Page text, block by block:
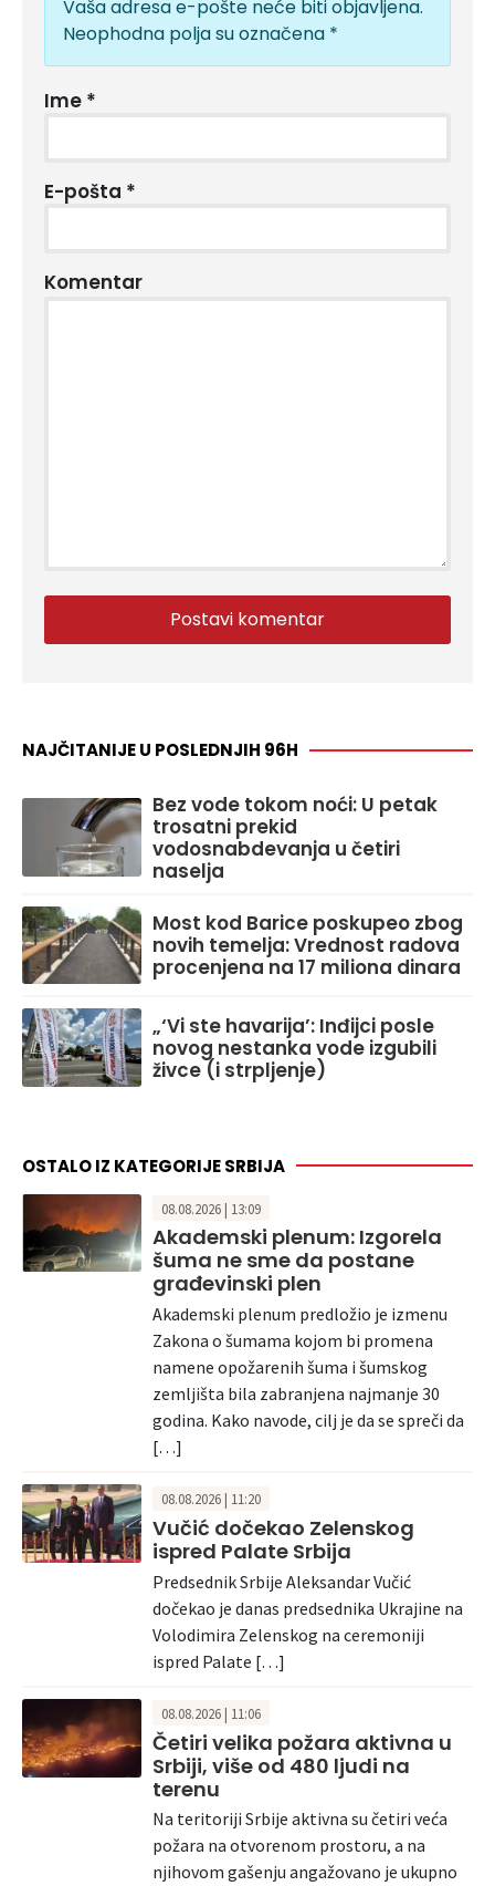
Vaša adresa e-pošte neće biti objavljena.
Neophodna polja su označena *
Ime *
E-pošta *
Komentar
NAJČITANIJE U POSLEDNJIH 96H
Bez vode tokom noći: U petak
trosatni prekid
vodosnabdevanja u četiri
naselja
Most kod Barice poskupeo zbog
novih temelja: Vrednost radova
procenjena na 17 miliona dinara
„‘Vi ste havarija’: Inđijci posle
novog nestanka vode izgubili
živce (i strpljenje)
OSTALO IZ KATEGORIJE SRBIJA
08.08.2026 | 13:09
Akademski plenum: Izgorela
šuma ne sme da postane
građevinski plen
Akademski plenum predložio je izmenu
Zakona o šumama kojom bi promena
namene opožarenih šuma i šumskog
zemljišta bila zabranjena najmanje 30
godina. Kako navode, cilj je da se spreči da
[…]
08.08.2026 | 11:20
Vučić dočekao Zelenskog
ispred Palate Srbija
Predsednik Srbije Aleksandar Vučić
dočekao je danas predsednika Ukrajine na
Volodimira Zelenskog na ceremoniji
ispred Palate […]
08.08.2026 | 11:06
Četiri velika požara aktivna u
Srbiji, više od 480 ljudi na
terenu
Na teritoriji Srbije aktivna su četiri veća
požara na otvorenom prostoru, a na
njihovom gašenju angažovano je ukupno